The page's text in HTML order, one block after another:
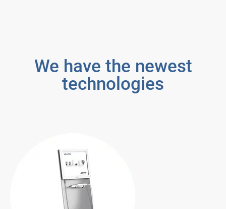
We have the newest
technologies